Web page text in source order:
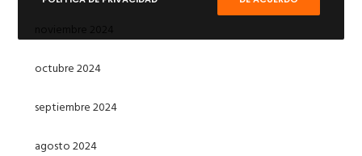
octubre 2024
septiembre 2024
agosto 2024